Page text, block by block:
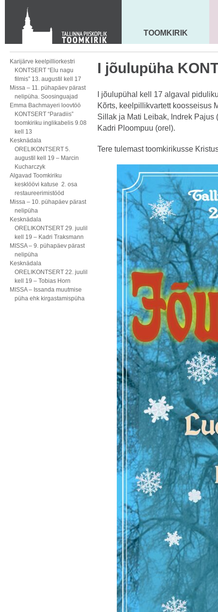
KONTAKT
Toom-Kooli 6, 10130 TALLINN
tallinna.toom@eelk.ee
MAARJA KIRIK
TOOMKIRIK
Karijärve keelpilliorkestri
KONTSERT “Elu nagu
filmis” 13. augustil kell 17
Missa – 11. pühapäev pärast
nelipüha. Soosinguajad
Emma Bachmayeri loovtöö
KONTSERT “Paradiis”
toomkiriku inglikabelis 9.08
kell 13
Kesknädala
ORELIKONTSERT 5.
augustil kell 19 – Marcin
Kucharczyk
Algavad Toomkiriku
kesklöövi katuse 2. osa
restaureerimistööd
Missa – 10. pühapäev pärast
nelipüha
Kesknädala
ORELIKONTSERT 29. juulil
kell 19 – Kadri Traksmann
MISSA – 9. pühapäev pärast
nelipüha
Kesknädala
ORELIKONTSERT 22. juulil
kell 19 – Tobias Horn
MISSA – Issanda muutmise
püha ehk kirgastamispüha
I jõulupüha
I jõulupühal kell 17 algaval
Kõrts, keelpillikvartett koosseisus
Sillak ja Mati Leibak, Indrek Pajus
Kadri Ploompuu (orel).
Tere tulemast toomkirikusse